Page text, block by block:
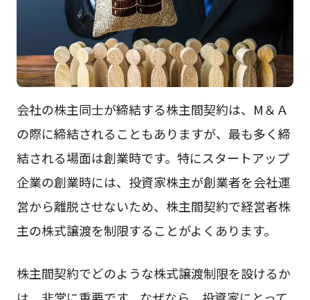
会社の株主同士が締結する株主間契約は、M＆Ａ
の際に締結されることもありますが、最も多く締
結される場面は創業時です。特にスタートアップ
企業の創業時には、投資家株主が創業者を会社運
営から離脱させないため、株主間契約で経営者株
主の株式譲渡を制限することがよくあります。
株主間契約でどのような株式譲渡制限を設けるか